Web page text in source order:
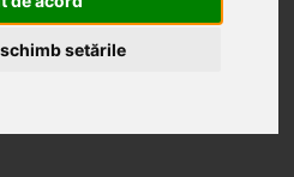
setările